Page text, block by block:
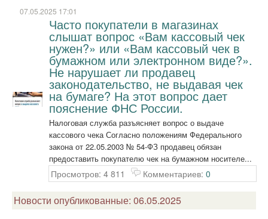
07.05.2025 17:01
Часто покупатели в магазинах
слышат вопрос «Вам кассовый чек
нужен?» или «Вам кассовый чек в
бумажном или электронном виде?».
Не нарушает ли продавец
законодательство, не выдавая чек
на бумаге? На этот вопрос дает
пояснение ФНС России.
Налоговая служба разъясняет вопрос о выдаче
кассового чека Согласно положениям Федерального
закона от 22.05.2003 № 54-ФЗ продавец обязан
предоставить покупателю чек на бумажном носителе...
Просмотров: 4 811 Комментариев: 0
Новости опубликованные: 06.05.2025